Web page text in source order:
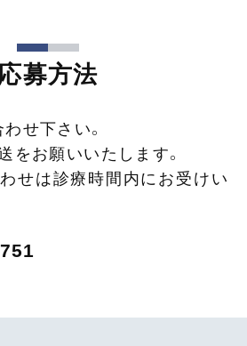
募方法
せ下さい。
をお願いいたします。
せは診療時間内にお受けい